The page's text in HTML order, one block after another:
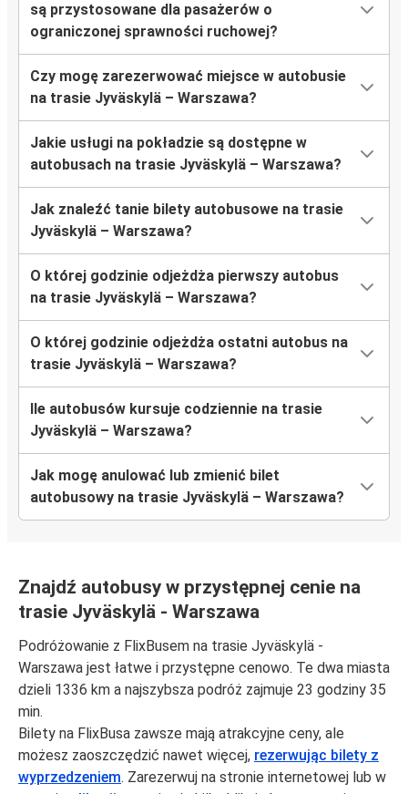
są przystosowane dla pasażerów o
ograniczonej sprawności ruchowej?
Czy mogę zarezerwować miejsce w autobusie
na trasie Jyväskylä – Warszawa?
Jakie usługi na pokładzie są dostępne w
autobusach na trasie Jyväskylä – Warszawa?
Jak znaleźć tanie bilety autobusowe na trasie
Jyväskylä – Warszawa?
O której godzinie odjeżdża pierwszy autobus
na trasie Jyväskylä – Warszawa?
O której godzinie odjeżdża ostatni autobus na
trasie Jyväskylä – Warszawa?
Ile autobusów kursuje codziennie na trasie
Jyväskylä – Warszawa?
Jak mogę anulować lub zmienić bilet
autobusowy na trasie Jyväskylä – Warszawa?
Znajdź autobusy w przystępnej cenie na
trasie Jyväskylä - Warszawa
Podróżowanie z FlixBusem na trasie Jyväskylä -
Warszawa jest łatwe i przystępne cenowo. Te dwa miasta
dzieli 1336 km a najszybsza podróż zajmuje 23 godziny 35
min.
Bilety na FlixBusa zawsze mają atrakcyjne ceny, ale
możesz zaoszczędzić nawet więcej, rezerwując bilety z
wyprzedzeniem. Zarezerwuj na stronie internetowej lub w